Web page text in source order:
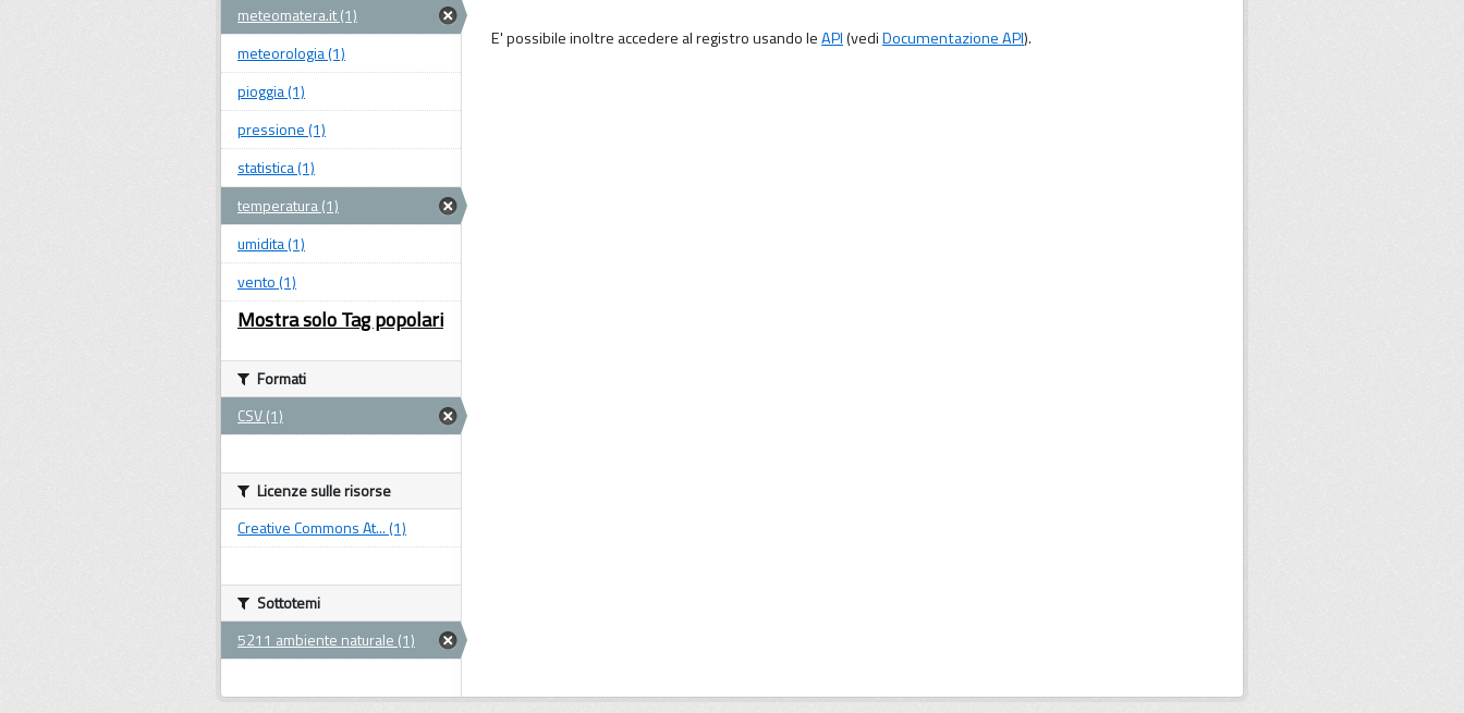
E' possibile inoltre accedere al registro usando leAPI(vediDocumentazione API).
meteomatera.it (1)
meteorologia (1)
pioggia (1)
pressione (1)
statistica (1)
temperatura (1)
umidita (1)
vento (1)
Mostra solo Tag popolari
Formati
CSV (1)
Licenze sulle risorse
Creative Commons At... (1)
Sottotemi
5211 ambiente naturale (1)